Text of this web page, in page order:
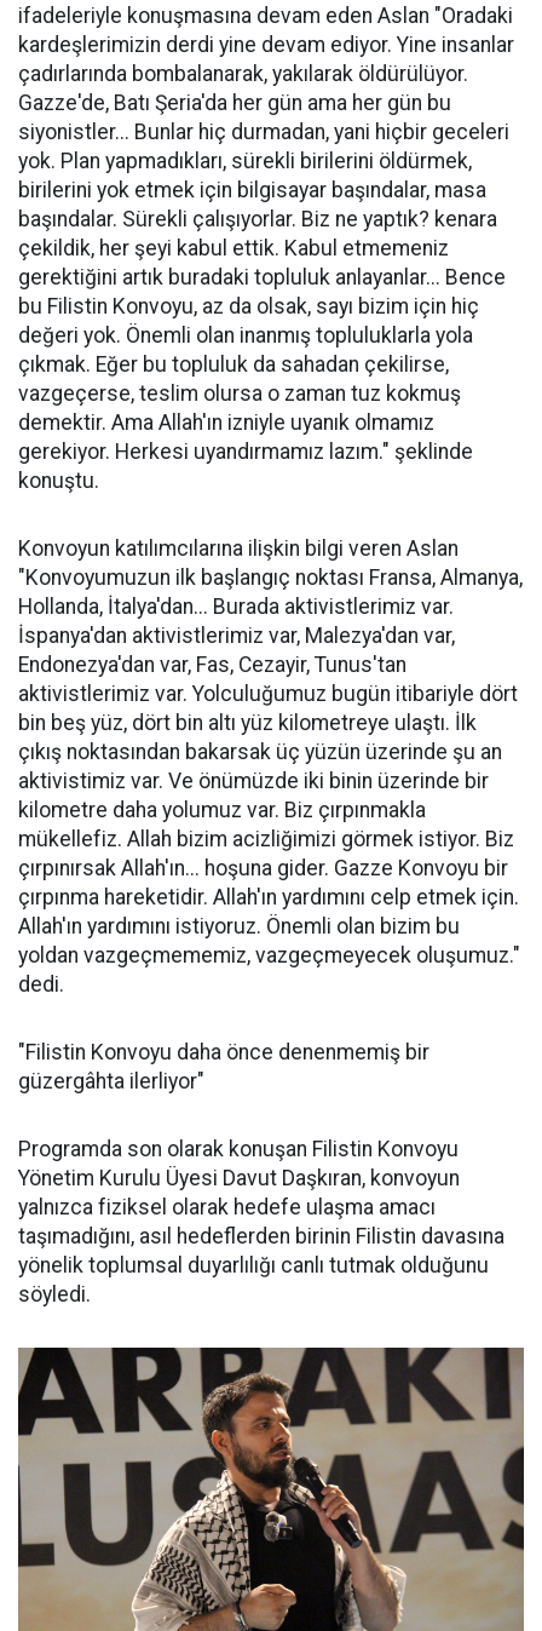
ifadeleriyle konuşmasına devam eden Aslan "Oradaki
kardeşlerimizin derdi yine devam ediyor. Yine insanlar
çadırlarında bombalanarak, yakılarak öldürülüyor.
Gazze'de, Batı Şeria'da her gün ama her gün bu
siyonistler... Bunlar hiç durmadan, yani hiçbir geceleri
yok. Plan yapmadıkları, sürekli birilerini öldürmek,
birilerini yok etmek için bilgisayar başındalar, masa
başındalar. Sürekli çalışıyorlar. Biz ne yaptık? kenara
çekildik, her şeyi kabul ettik. Kabul etmemeniz
gerektiğini artık buradaki topluluk anlayanlar... Bence
bu Filistin Konvoyu, az da olsak, sayı bizim için hiç
değeri yok. Önemli olan inanmış topluluklarla yola
çıkmak. Eğer bu topluluk da sahadan çekilirse,
vazgeçerse, teslim olursa o zaman tuz kokmuş
demektir. Ama Allah'ın izniyle uyanık olmamız
gerekiyor. Herkesi uyandırmamız lazım." şeklinde
konuştu.
Konvoyun katılımcılarına ilişkin bilgi veren Aslan
"Konvoyumuzun ilk başlangıç noktası Fransa, Almanya,
Hollanda, İtalya'dan... Burada aktivistlerimiz var.
İspanya'dan aktivistlerimiz var, Malezya'dan var,
Endonezya'dan var, Fas, Cezayir, Tunus'tan
aktivistlerimiz var. Yolculuğumuz bugün itibariyle dört
bin beş yüz, dört bin altı yüz kilometreye ulaştı. İlk
çıkış noktasından bakarsak üç yüzün üzerinde şu an
aktivistimiz var. Ve önümüzde iki binin üzerinde bir
kilometre daha yolumuz var. Biz çırpınmakla
mükellefiz. Allah bizim acizliğimizi görmek istiyor. Biz
çırpınırsak Allah'ın... hoşuna gider. Gazze Konvoyu bir
çırpınma hareketidir. Allah'ın yardımını celp etmek için.
Allah'ın yardımını istiyoruz. Önemli olan bizim bu
yoldan vazgeçmememiz, vazgeçmeyecek oluşumuz."
dedi.
"Filistin Konvoyu daha önce denenmemiş bir
güzergâhta ilerliyor"
Programda son olarak konuşan Filistin Konvoyu
Yönetim Kurulu Üyesi Davut Daşkıran, konvoyun
yalnızca fiziksel olarak hedefe ulaşma amacı
taşımadığını, asıl hedeflerden birinin Filistin davasına
yönelik toplumsal duyarlılığı canlı tutmak olduğunu
söyledi.